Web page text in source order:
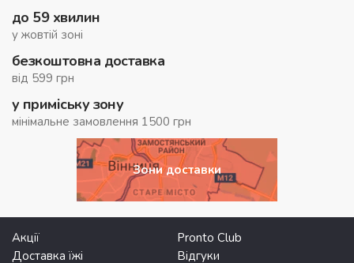
до 59 хвилин
у жовтій зоні
безкоштовна доставка
від 599 грн
у приміську зону
мінімальне замовлення 1500 грн
Зони доставки
Акції
Pronto Club
Доставка їжі
Відгуки